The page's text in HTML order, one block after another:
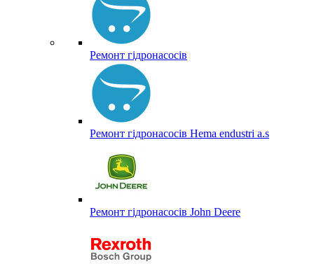
Ремонт гідронасосів
Ремонт гідронасосів Hema endustri a.s
Ремонт гідронасосів John Deere